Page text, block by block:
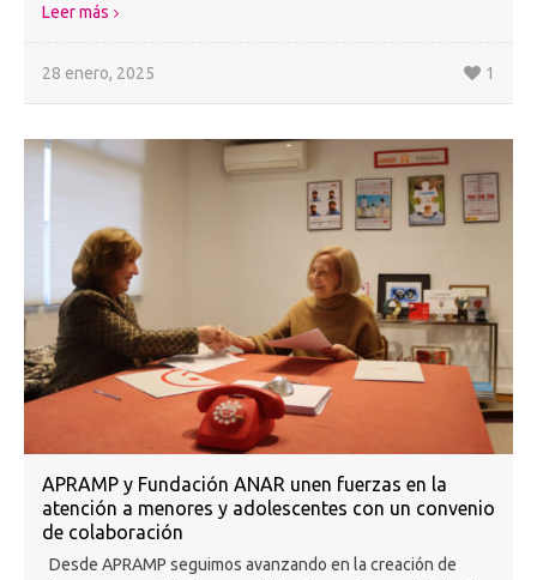
Leer más
28 enero, 2025 1
APRAMP y Fundación ANAR unen fuerzas en la
atención a menores y adolescentes con un convenio
de colaboración
Desde APRAMP seguimos avanzando en la creación de